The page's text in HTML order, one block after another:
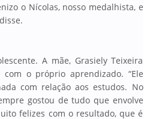
o Nícolas, nosso medalhista, e
A mãe, Grasiely Teixeira
o próprio aprendizado. “Ele
com relação aos estudos. No
gostou de tudo que envolve
felizes com o resultado, que é